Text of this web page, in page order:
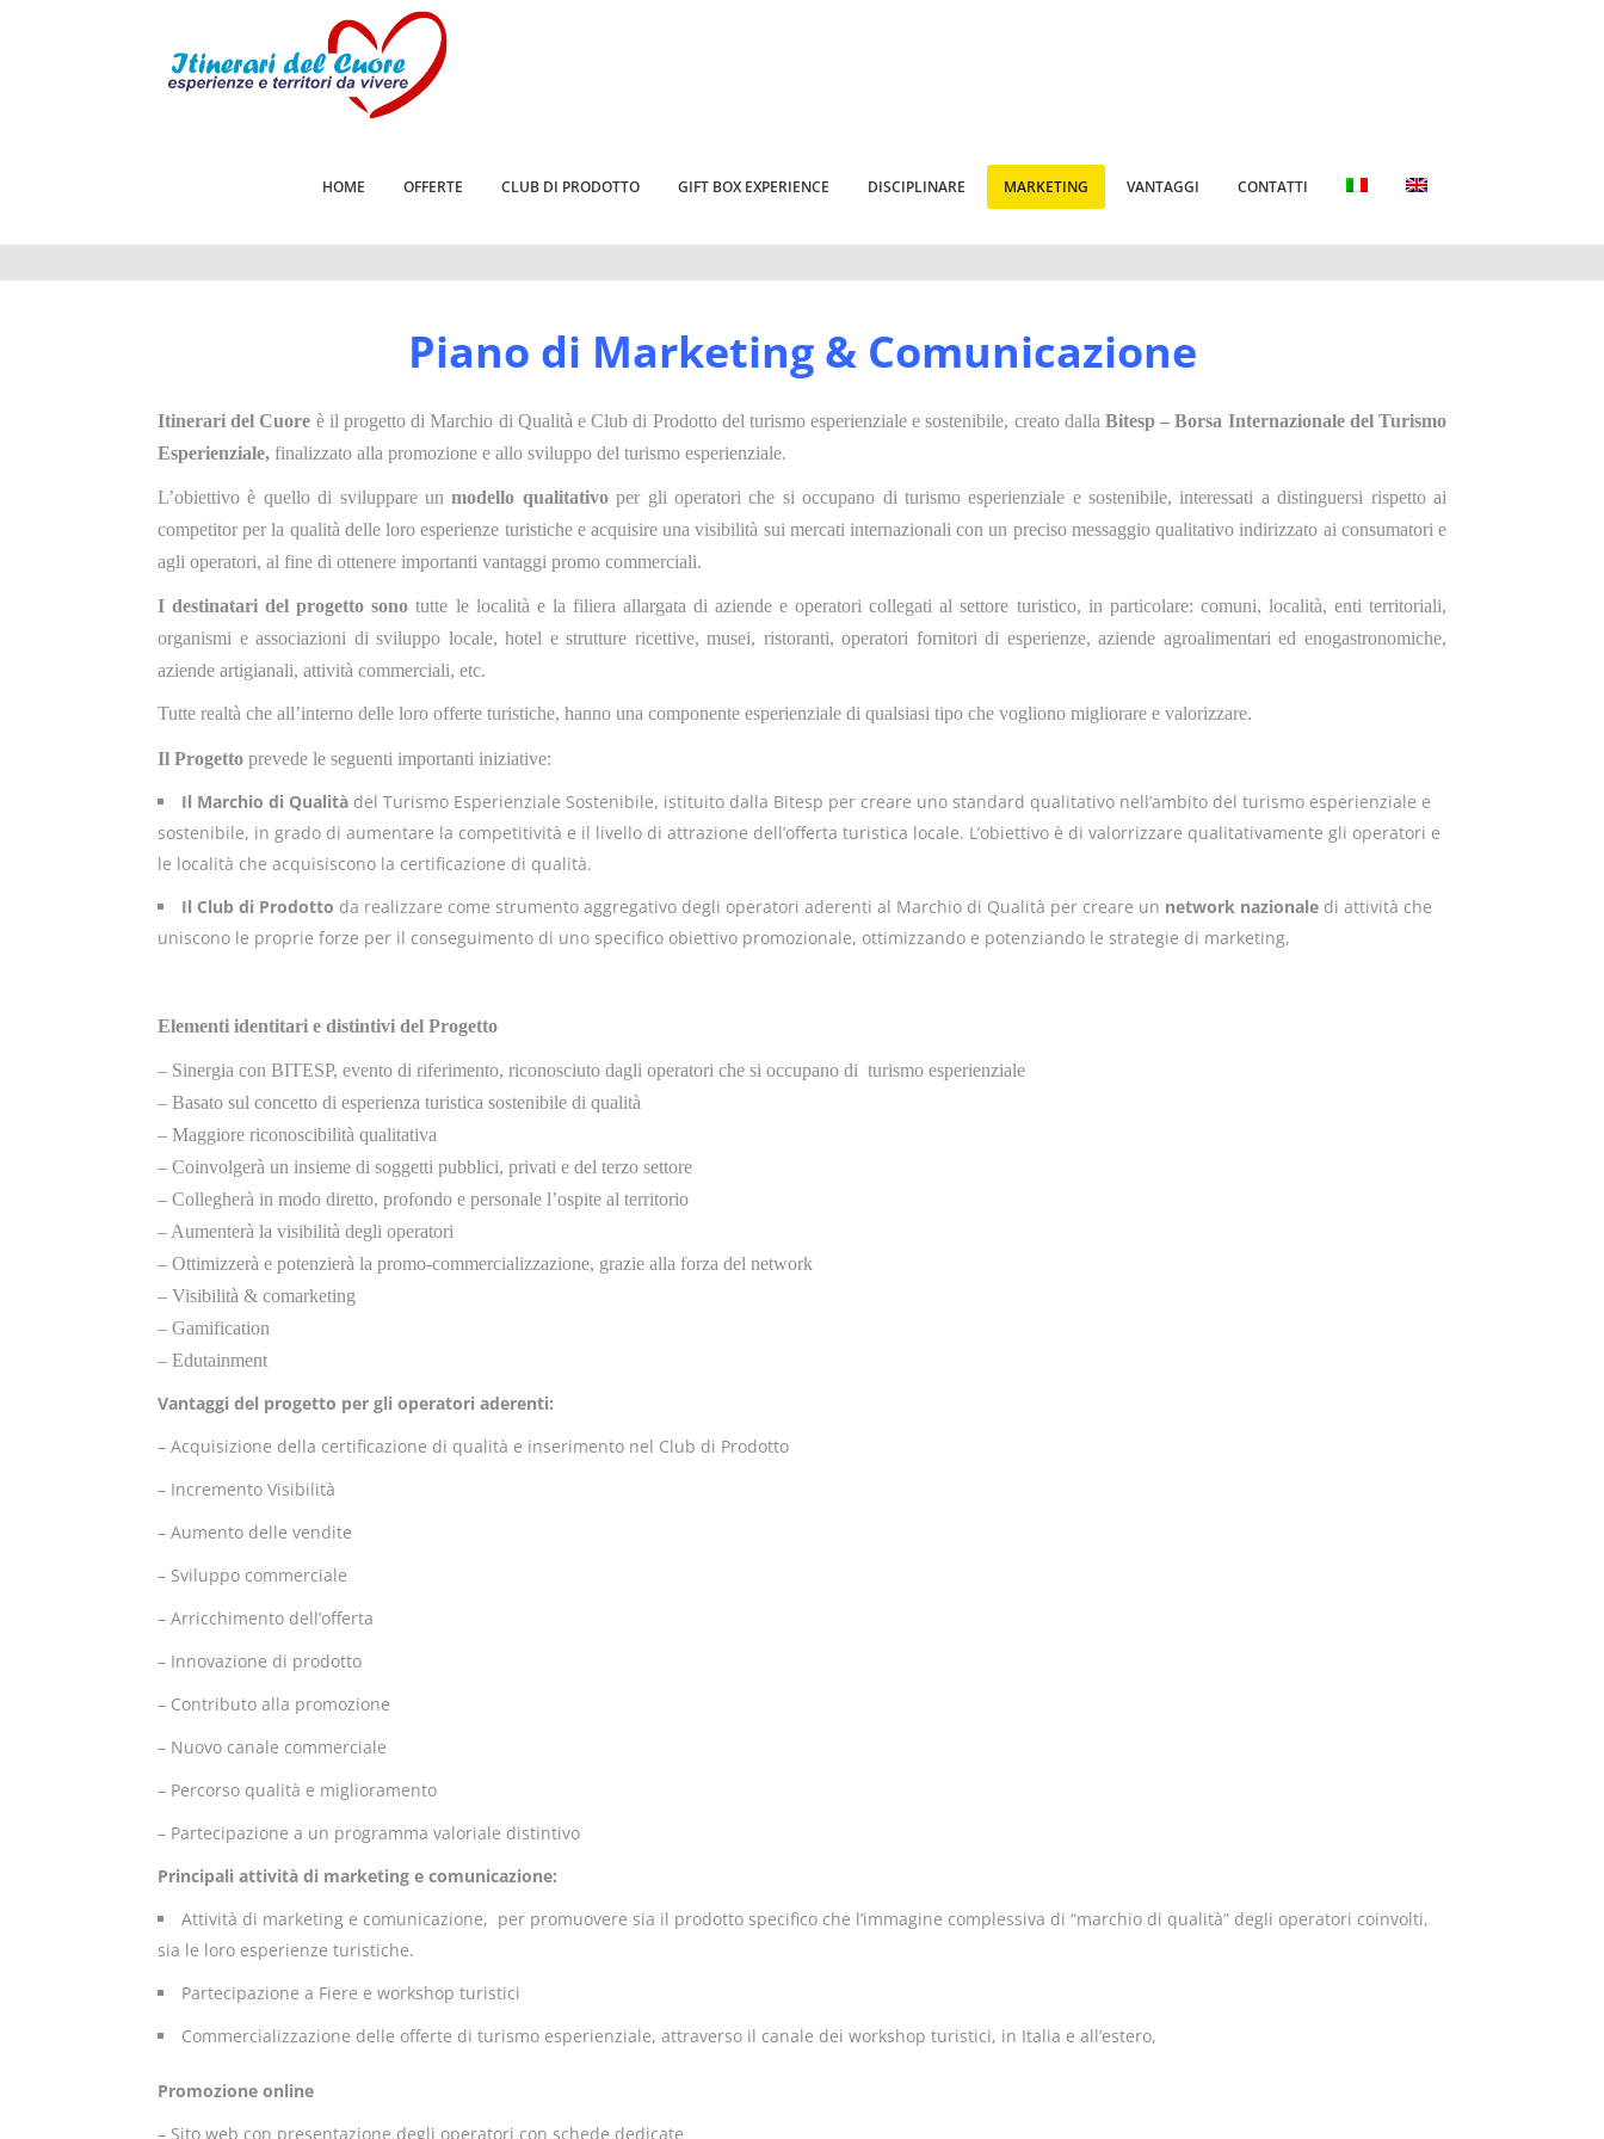
HOME OFFERTE CLUB DI PRODOTTO GIFT BOX EXPERIENCE DISCIPLINARE MARKETING VANTAGGI CONTATTI
Piano di Marketing & Comunicazione
Itinerari del Cuore è il progetto di Marchio di Qualità e Club di Prodotto del turismo esperienziale e sostenibile, creato dallaBitesp – Borsa Internazionale del Turismo
Esperienziale, finalizzato alla promozione e allo sviluppo del turismo esperienziale.
L’obiettivo è quello di sviluppare unmodello qualitativoper gli operatori che si occupano di turismo esperienziale e sostenibile, interessati a distinguersi rispetto ai
competitor per la qualità delle loro esperienze turistiche e acquisire una visibilità sui mercati internazionali con un preciso messaggio qualitativo indirizzato ai consumatori e
agli operatori, al fine di ottenere importanti vantaggi promo commerciali.
I destinatari del progettosonotutte le località e la filiera allargata di aziende e operatori collegati al settore turistico, in particolare: comuni, località, enti territoriali,
organismi e associazioni di sviluppo locale, hotel e strutture ricettive, musei, ristoranti, operatori fornitori di esperienze, aziende agroalimentari ed enogastronomiche,
aziende artigianali, attività commerciali, etc.
Tutte realtà che all’interno delle loro offerte turistiche, hanno una componente esperienziale di qualsiasi tipo che vogliono migliorare e valorizzare.
Il Progetto prevede le seguenti importanti iniziative:
Il Marchio di Qualità del Turismo Esperienziale Sostenibile, istituito dalla Bitesp per creare uno standard qualitativo nell’ambito del turismo esperienziale e
sostenibile, in grado di aumentare la competitività e il livello di attrazione dell’offerta turistica locale. L’obiettivo è di valorrizzare qualitativamente gli operatori e
le località che acquisiscono la certificazione di qualità.
Il Club di Prodotto da realizzare come strumento aggregativo degli operatori aderenti al Marchio di Qualità per creare un network nazionale di attività che
uniscono le proprie forze per il conseguimento di uno specifico obiettivo promozionale, ottimizzando e potenziando le strategie di marketing,
Elementi identitari e distintivi del Progetto
– Sinergia con BITESP, evento di riferimento, riconosciuto dagli operatori che si occupano di turismo esperienziale
– Basato sul concetto di esperienza turistica sostenibile di qualità
– Maggiore riconoscibilità qualitativa
– Coinvolgerà un insieme di soggetti pubblici, privati e del terzo settore
– Collegherà in modo diretto, profondo e personale l’ospite al territorio
– Aumenterà la visibilità degli operatori
– Ottimizzerà e potenzierà la promo-commercializzazione, grazie alla forza del network
– Visibilità & comarketing
– Gamification
– Edutainment
Vantaggi del progetto per gli operatori aderenti:
– Acquisizione della certificazione di qualità e inserimento nel Club di Prodotto
– Incremento Visibilità
– Aumento delle vendite
– Sviluppo commerciale
– Arricchimento dell’offerta
– Innovazione di prodotto
– Contributo alla promozione
– Nuovo canale commerciale
– Percorso qualità e miglioramento
– Partecipazione a un programma valoriale distintivo
Principali attività di marketing e comunicazione:
Attività di marketing e comunicazione, per promuovere sia il prodotto specifico che l’immagine complessiva di “marchio di qualità” degli operatori coinvolti,
sia le loro esperienze turistiche.
Partecipazione a Fiere e workshop turistici
Commercializzazione delle offerte di turismo esperienziale, attraverso il canale dei workshop turistici, in Italia e all’estero,
Promozione online
– Sito web con presentazione degli operatori con schede dedicate